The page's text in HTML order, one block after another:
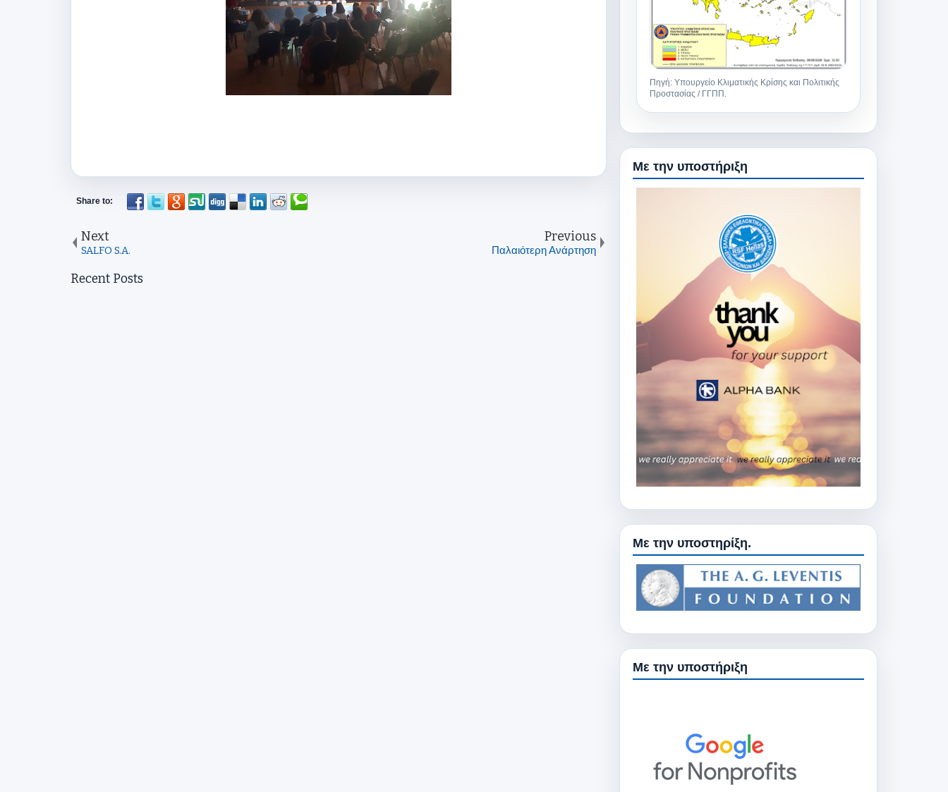
Next
SALFO S.A.
Previous
Παλαιότερη Ανάρτηση
Recent Posts
Πηγή: Υπουργείο Κλιματικής Κρίσης και Πολιτικής
Προστασίας / ΓΓΠΠ.
Με την υποστήριξη
Με την υποστηρίξη.
Με την υποστήριξη